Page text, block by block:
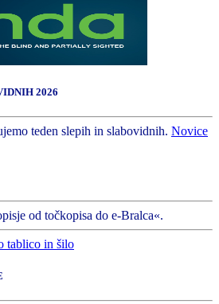
2026
teden slepih in slabovidnih. Novice
od točkopisa do e-Bralca«.